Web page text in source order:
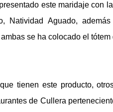
este maridaje con
Aguado,
se ha colocado el
tienen este producto,
de Cullera